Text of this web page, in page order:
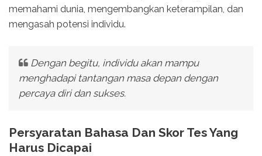
memahami dunia, mengembangkan keterampilan, dan
mengasah potensi individu.
Dengan begitu, individu akan mampu
menghadapi tantangan masa depan dengan
percaya diri dan sukses.
Persyaratan Bahasa Dan Skor Tes Yang
Harus Dicapai